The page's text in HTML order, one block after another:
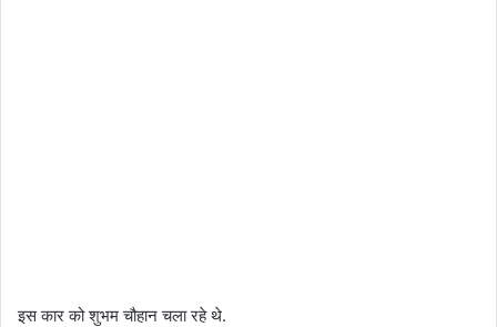
इस कार को शुभम चौहान चला रहे थे.